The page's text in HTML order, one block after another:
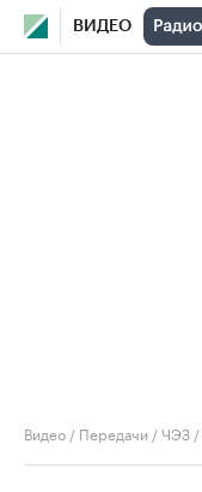
ВИДЕО
Видео / Передачи /ЧЭЗ /